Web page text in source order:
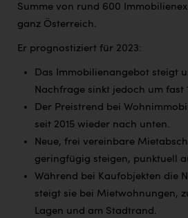
KIWI Kinderwunsch Institut Dr.
KLIPP Frisör
Kleider Bauer
Kremsmüller Anlagenbau GmbH
Maximarkt
Oldtimer Raststationen und
Österreichischer
Summe von rund 600
ganz Österreich.
Er prognostiziert für 2023:
Das Immobilienangebot steigt
Nachfrage sinkt jedoch um fast
Der Preistrend bei
seit 2015 wieder nach unten.
Neue, frei vereinbare
geringfügig steigen, punktuell
Während bei Kaufobjekten die
steigt sie bei Mietwohnungen,
Lagen und am Stadtrand.